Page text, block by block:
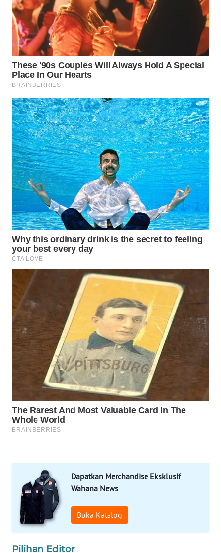
Dapatkan Merchandise Eksklusif
Wahana News
Buka Katalog
Pilihan Editor
WAHANA
INFRASTRUKTUR
WAHANA
KONSUMEN
WAHANA
WAHANA
TRAVEL
WAHANA
TV
WAHANANEWS
ID
WAHANANEWS
CO ID
WAHANA
SPORT
WAHANA
UMKM
WAHANA
SELEB
WAHANA
PERSONA
WAHANA
HEALTH
WAHANA
DESA
WISATA